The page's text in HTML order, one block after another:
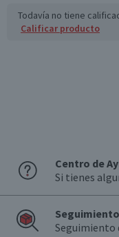
Todavía no tiene
Calificar producto
Centro de
Si tienes
Seguimiento